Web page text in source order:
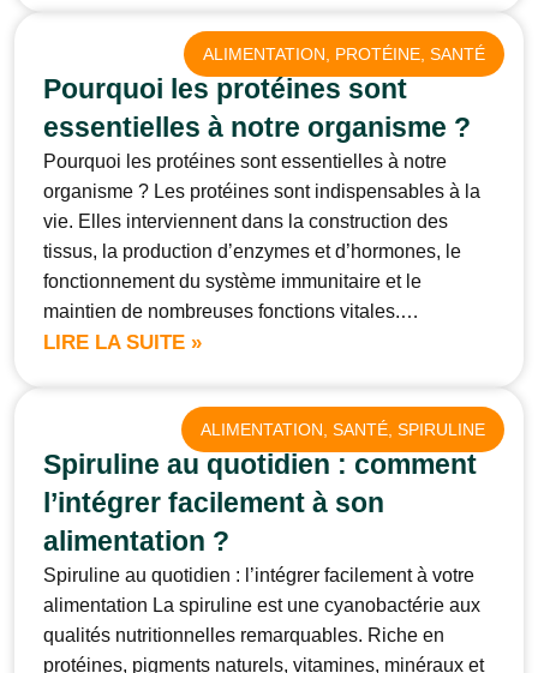
ALIMENTATION PROTÉINE, SANTÉ
Pourquoi les protéines sont
essentielles à notre organisme ?
Pourquoi les protéines sont essentielles à notre
organisme ? Les protéines sont indispensables à la
vie. Elles interviennent dans la construction des
tissus, la production d’enzymes et d’hormones, le
fonctionnement du système immunitaire et le
maintien de nombreuses fonctions vitales.…
LIRE LA SUITE »
ALIMENTATION SANTÉ, SPIRULINE
Spiruline au quotidien : comment
l’intégrer facilement à son
alimentation ?
Spiruline au quotidien : l’intégrer facilement à votre
alimentation La spiruline est une cyanobactérie aux
qualités nutritionnelles remarquables. Riche en
protéines, pigments naturels, vitamines, minéraux et